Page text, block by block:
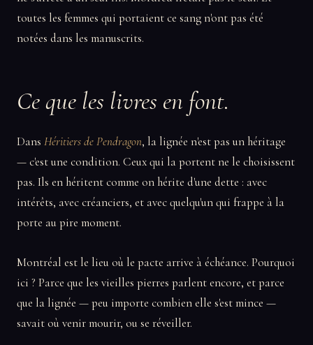
toutes les femmes qui portaient ce sang n'ont pas été
notées dans les manuscrits.
Ce que les livres en font.
Dans Héritiers de Pendragon, la lignée n'est pas un héritage
— c'est une condition. Ceux qui la portent ne le choisissent
pas. Ils en héritent comme on hérite d'une dette : avec
intérêts, avec créanciers, et avec quelqu'un qui frappe à la
porte au pire moment.
Montréal est le lieu où le pacte arrive à échéance. Pourquoi
ici ? Parce que les vieilles pierres parlent encore, et parce
que la lignée — peu importe combien elle s'est mince —
savait où venir mourir, ou se réveiller.